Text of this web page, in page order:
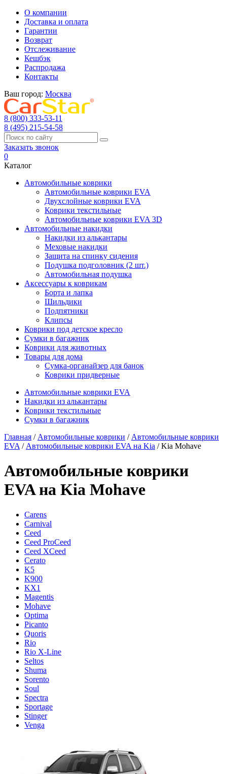
О компании
Доставка и оплата
Гарантии
Возврат
Отслеживание
Кешбэк
Распродажа
Контакты
Ваш город: Москва
8 (800) 333-53-11
8 (495) 215-54-58
Заказать звонок
0
Каталог
Автомобильные коврики
Автомобильные коврики EVA
Двухслойные коврики EVA
Коврики текстильные
Автомобильные коврики EVA 3D
Автомобильные накидки
Накидки из алькантары
Меховые накидки
Защита на спинку сидения
Подушка подголовник (2 шт.)
Автомобильная подушка
Аксессуары к коврикам
Борта и лапка
Шильдики
Подпятники
Клипсы
Коврики под детское кресло
Сумки в багажник
Коврики для животных
Товары для дома
Сумка-органайзер для банок
Коврики придверные
Автомобильные коврики EVA
Накидки из алькантары
Коврики текстильные
Сумки в багажник
Главная / Автомобильные коврики / Автомобильные коврики
EVA / Автомобильные коврики EVA на Kia / Kia Mohave
Автомобильные коврики
EVA на Kia Mohave
Carens
Carnival
Ceed
Ceed ProCeed
Ceed XCeed
Cerato
K5
K900
KX1
Magentis
Mohave
Optima
Picanto
Quoris
Rio
Rio X-Line
Seltos
Shuma
Sorento
Soul
Spectra
Sportage
Stinger
Venga